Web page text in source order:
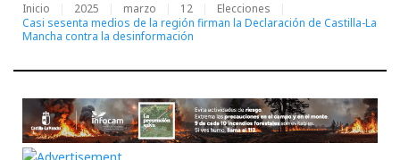
Inicio 2025 marzo 12
Elecciones
Casi sesenta medios de la región firman la Declaración de Castilla-La
Mancha contra la desinformación